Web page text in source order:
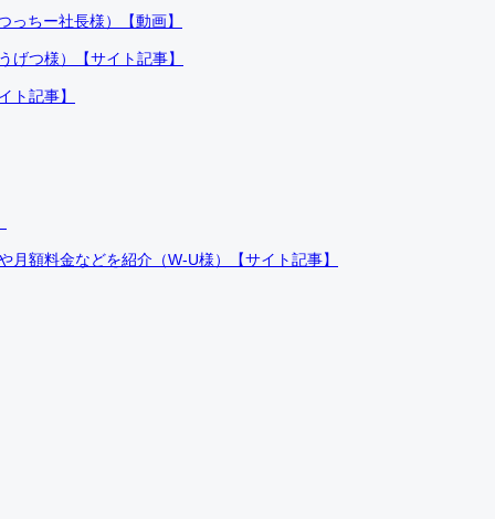
ちー社長様）【動画】
げつ様）【サイト記事】
ト記事】
額料金などを紹介（W-U様）【サイト記事】